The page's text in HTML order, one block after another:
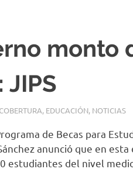
monto
COBERTURA, EDUCACIÓN, NOTICIAS
de Becas para
anunció que en
estudiantes del nivel